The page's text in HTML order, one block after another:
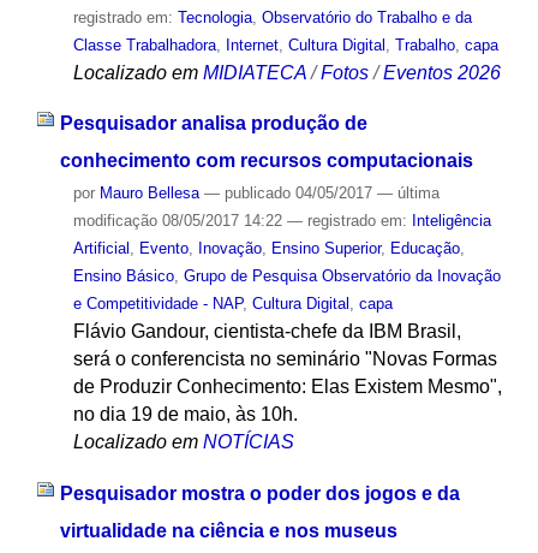
registrado em: Tecnologia, Observatório do Trabalho e da
Classe Trabalhadora, Internet, Cultura Digital Trabalho, capa
Localizado em MIDIATECA /Fotos /Eventos 2026
Pesquisador analisa produção de
conhecimento com recursos computacionais
por Mauro Bellesa — publicado04/05/2017 — última
modificação08/05/2017 14:22 — registrado em: Inteligência
Artificial , Evento, Inovação, Ensino Superior, Educação,
Ensino Básico, Grupo de Pesquisa Observatório da Inovação
e Competitividade - NAP, Cultura Digital , capa
Flávio Gandour, cientista-chefe da IBM Brasil,
será o conferencista no seminário "Novas Formas
de Produzir Conhecimento: Elas Existem Mesmo",
no dia 19 de maio, às 10h.
Localizado em NOTÍCIAS
Pesquisador mostra o poder dos jogos e da
virtualidade na ciência e nos museus